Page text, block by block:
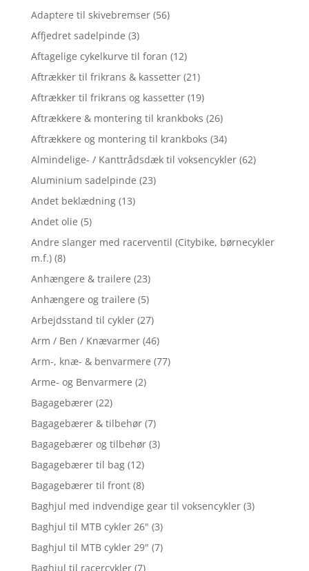
Adaptere til skivebremser (56)
Affjedret sadelpinde (3)
Aftagelige cykelkurve til foran (12)
Aftrækker til frikrans & kassetter (21)
Aftrækker til frikrans og kassetter (19)
Aftrækkere & montering til krankboks (26)
Aftrækkere og montering til krankboks (34)
Almindelige- / Kanttrådsdæk til voksencykler (62)
Aluminium sadelpinde (23)
Andet beklædning (13)
Andet olie (5)
Andre slanger med racerventil (Citybike, børnecykler
m.f.) (8)
Anhængere & trailere (23)
Anhængere og trailere (5)
Arbejdsstand til cykler (27)
Arm / Ben / Knævarmer (46)
Arm-, knæ- & benvarmere (77)
Arme- og Benvarmere (2)
Bagagebærer (22)
Bagagebærer & tilbehør (7)
Bagagebærer og tilbehør (3)
Bagagebærer til bag (12)
Bagagebærer til front (8)
Baghjul med indvendige gear til voksencykler (3)
Baghjul til MTB cykler 26" (3)
Baghjul til MTB cykler 29" (7)
Baghjul til racercykler (7)